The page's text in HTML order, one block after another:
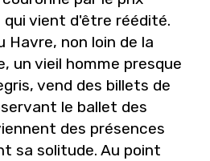
qui vient d'être réédité.
Havre, non loin de la
un vieil homme presque
vend des billets de
le ballet des
des présences
sa solitude. Au point